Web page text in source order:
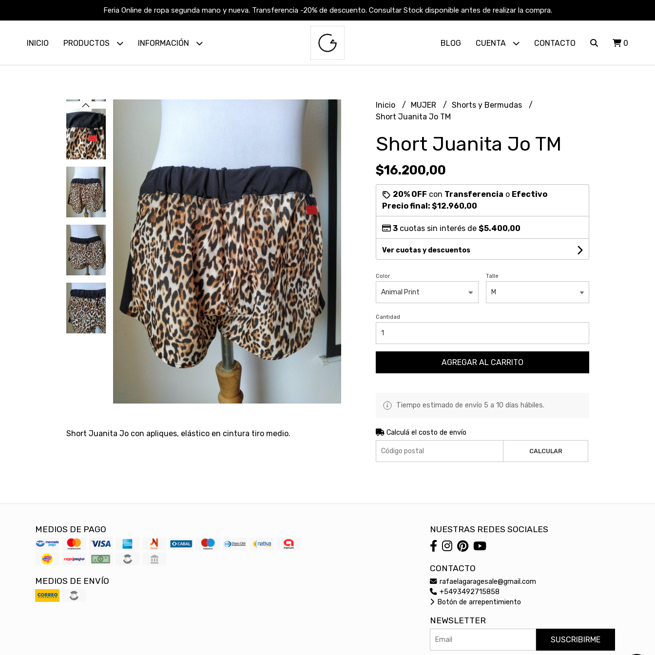
Feria Online de ropa segunda mano y nueva. Transferencia -20% de descuento. Consultar Stock disponible antes de realizar la compra.
INICIO PRODUCTOS INFORMACIÓN BLOG CUENTA CONTACTO 0
Short Juanita Jo con apliques, elástico en cintura tiro medio.
Inicio MUJER
Shorts y Bermudas
Short Juanita Jo TM
Short Juanita Jo TM
$16.200,00
20% OFF con Transferencia o Efectivo
Precio final: $12.960,00
3cuotas sin interés de $5.400,00
Ver cuotas y descuentos
Color Talle
Cantidad
AGREGAR AL CARRITO
Tiempo estimado de envío 5 a 10 días hábiles.
Calculá el costo de envío
CALCULAR
MEDIOS DE PAGO
MEDIOS DE ENVÍO
NUESTRAS REDES SOCIALES
CONTACTO
rafaelagaragesale@gmail.com
+5493492715858
Botón de arrepentimiento
NEWSLETTER
SUSCRIBIRME